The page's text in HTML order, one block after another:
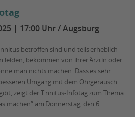
| 17:00 Uhr / Augsburg
betroffen sind und teils erheblich
leiden, bekommen von ihrer Ärztin oder
man nichts machen. Dass es sehr
Umgang mit dem Ohrgeräusch
zeigt der Tinnitus-Infotag zum Thema
machen“ am Donnerstag, den 6.